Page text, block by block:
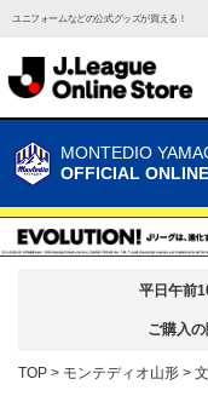
ユニフォームなどの公式グッズが買える！
MONTEDIO
OFFICIAL
平日午前
ご購入
TOP モンテディオ山形